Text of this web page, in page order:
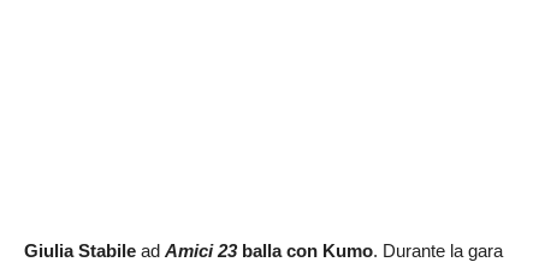
Giulia Stabile ad Amici 23 balla con Kumo. Durante la gara